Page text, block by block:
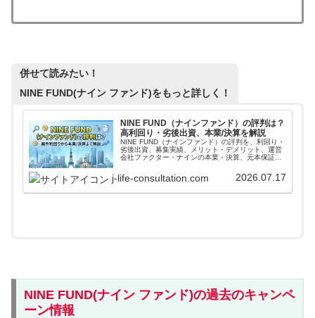
併せて読みたい！
NINE FUND(ナイン ファンド)をもっと詳しく！
NINE FUND（ナインファンド）の評判は？
高利回り・劣後出資、本業/決算を解説
NINE FUND（ナインファンド）の評判を、利回り・
劣後出資、募集実績、メリット・デメリット、運営
会社ファクター・ナインの本業・決算、元本保証で
j-life-consultation.com 2026.07.17
NINE FUND(ナイン ファンド)の過去のキャンペ
ーン情報